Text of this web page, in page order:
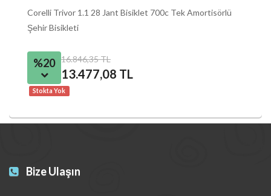
Corelli Trivor 1.1 28 Jant Bisiklet 700c Tek Amortisörlü
Şehir Bisikleti
%20 16.846,35 TL
13.477,08 TL
Stokta Yok
Bize Ulaşın